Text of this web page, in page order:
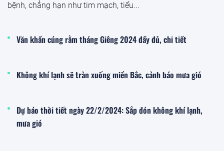
bệnh, chẳng hạn như tim mạch, tiểu...
Văn khấn cúng rằm tháng Giêng 2024 đầy đủ, chi tiết
Không khí lạnh sẽ tràn xuống miền Bắc, cảnh báo mưa gió
Dự báo thời tiết ngày 22/2/2024: Sắp đón không khí lạnh,
mưa gió